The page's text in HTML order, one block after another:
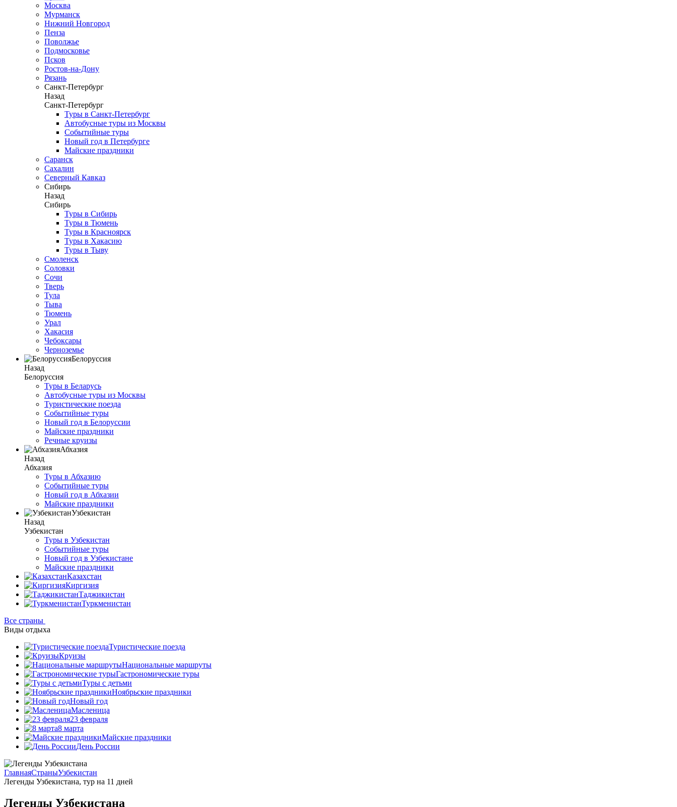
Москва
Мурманск
Нижний Новгород
Пенза
Поволжье
Подмосковье
Псков
Ростов-на-Дону
Рязань
Санкт-Петербург
Назад
Санкт-Петербург
Туры в Санкт-Петербург
Автобусные туры из Москвы
Событийные туры
Новый год в Петербурге
Майские праздники
Саранск
Сахалин
Северный Кавказ
Сибирь
Назад
Сибирь
Туры в Сибирь
Туры в Тюмень
Туры в Красноярск
Туры в Хакасию
Туры в Тыву
Смоленск
Соловки
Сочи
Тверь
Тула
Тыва
Тюмень
Урал
Хакасия
Чебоксары
Черноземье
Белоруссия
Назад
Белоруссия
Туры в Беларусь
Автобусные туры из Москвы
Туристические поезда
Событийные туры
Новый год в Белоруссии
Майские праздники
Речные круизы
Абхазия
Назад
Абхазия
Туры в Абхазию
Событийные туры
Новый год в Абхазии
Майские праздники
Узбекистан
Назад
Узбекистан
Туры в Узбекистан
Событийные туры
Новый год в Узбекистане
Майские праздники
Казахстан
Киргизия
Таджикистан
Туркменистан
Все страны
Виды отдыха
Туристические поезда
Круизы
Национальные маршруты
Гастрономические туры
Туры с детьми
Ноябрьские праздники
Новый год
Масленица
23 февраля
8 марта
Майские праздники
День России
ГлавнаяСтраныУзбекистан
Легенды Узбекистана, тур на 11 дней
Легенды Узбекистана